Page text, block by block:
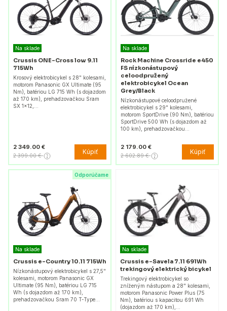
Na sklade
Crussis ONE-Cross low 9.11
715Wh
Krosový elektrobicykel s 28" kolesami,
motorom Panasonic GX Ultimate (95
Nm), batériou LG 715 Wh (s dojazdom
až 170 km), prehadzovačkou Sram
SX 1x12,…
2 349.00 €
2 399.00 € Kúpiť
Na sklade
Rock Machine Crossride e450
FS nízkonástupový
celoodpružený
elektrobicykel Ocean
Grey/Black
Nízkonástupové celoodpružené
elektrobicykel s 29" kolesami,
motorom SportDrive (90 Nm), batériou
SportDrive 500 Wh (s dojazdom až
100 km), prehadzovačkou…
2 179.00 €
2 602.89 € Kúpiť
Odporúčame
Na sklade
Crussis e-Country 10.11 715Wh
Nízkonástupový elektrobicykel s 27,5"
kolesami, motorom Panasonic GX
Ultimate (95 Nm), batériou LG 715
Wh (s dojazdom až 170 km),
prehadzovačkou Sram 70 T-Type…
Na sklade
Crussis e-Savela 7.11 691Wh
trekingový elektrický bicykel
Trekingový elektrobicykel so
zníženým nástupom a 28" kolesami,
motorom Panasonic Power Plus (75
Nm), batériou s kapacitou 691 Wh
(dojazdom až 170 km),…